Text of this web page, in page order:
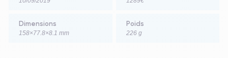
Dimensions
158×77.8×8.1 mm
Poids
226 g